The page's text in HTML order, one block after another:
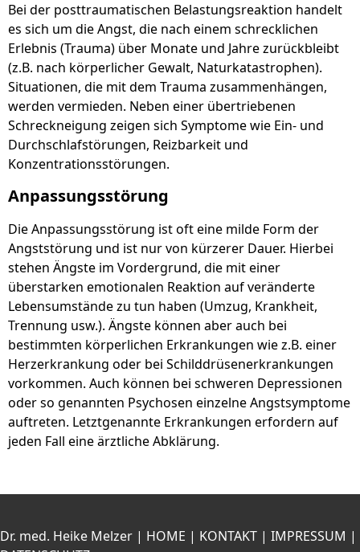
Bei der posttraumatischen Belastungsreaktion handelt
es sich um die Angst, die nach einem schrecklichen
Erlebnis (Trauma) über Monate und Jahre zurückbleibt
(z.B. nach körperlicher Gewalt, Naturkatastrophen).
Situationen, die mit dem Trauma zusammenhängen,
werden vermieden. Neben einer übertriebenen
Schreckneigung zeigen sich Symptome wie Ein- und
Durchschlafstörungen, Reizbarkeit und
Konzentrationsstörungen.
Anpassungsstörung
Die Anpassungsstörung ist oft eine milde Form der
Angststörung und ist nur von kürzerer Dauer. Hierbei
stehen Ängste im Vordergrund, die mit einer
überstarken emotionalen Reaktion auf veränderte
Lebensumstände zu tun haben (Umzug, Krankheit,
Trennung usw.). Ängste können aber auch bei
bestimmten körperlichen Erkrankungen wie z.B. einer
Herzerkrankung oder bei Schilddrüsenerkrankungen
vorkommen. Auch können bei schweren Depressionen
oder so genannten Psychosen einzelne Angstsymptome
auftreten. Letztgenannte Erkrankungen erfordern auf
jeden Fall eine ärztliche Abklärung.
Dr. med. Heike Melzer | HOME | KONTAKT | IMPRESSUM |